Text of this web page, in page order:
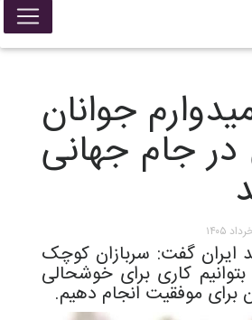
جوانان
جام جهانی
ایران گفت: سربازان کوچک
کاری برای خوشحالی
برای موفقیت انجام دهیم.